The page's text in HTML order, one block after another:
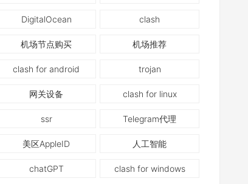
DigitalOcean clash
机场节点购买 机场推荐
clash for android trojan
网关设备 clash for linux
ssr Telegram代理
美区AppleID 人工智能
chatGPT clash for windows